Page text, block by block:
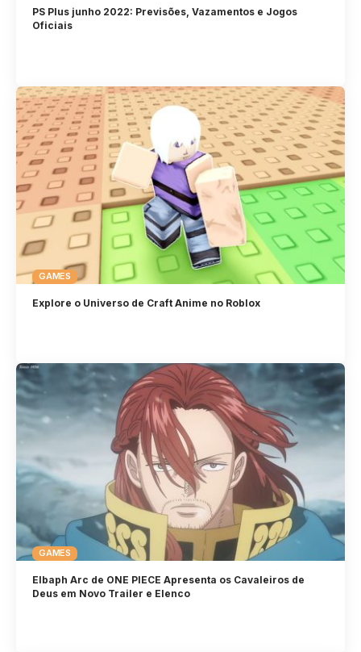
PS Plus junho 2022: Previsões, Vazamentos e Jogos
Oficiais
GAMES
Explore o Universo de Craft Anime no Roblox
GAMES
Elbaph Arc de ONE PIECE Apresenta os Cavaleiros de
Deus em Novo Trailer e Elenco